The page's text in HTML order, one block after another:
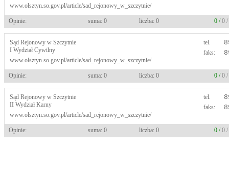
www.olsztyn.so.gov.pl/article/sad_rejonowy_w_szczytnie/
Opinie: suma: 0 liczba: 0 0 /0 /
Sąd Rejonowy w Szczytnie
I Wydział Cywilny
www.olsztyn.so.gov.pl/article/sad_rejonowy_w_szczytnie/
tel.
faks:
Opinie: suma: 0 liczba: 0 0 /0 /
Sąd Rejonowy w Szczytnie
II Wydział Karny
www.olsztyn.so.gov.pl/article/sad_rejonowy_w_szczytnie/
tel.
faks:
Opinie: suma: 0 liczba: 0 0 /0 /